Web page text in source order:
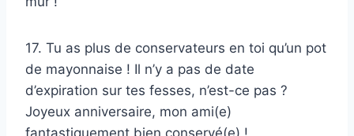
17. Tu as plus de conservateurs en toi qu’un pot
de mayonnaise ! Il n’y a pas de date
d’expiration sur tes fesses, n’est-ce pas ?
Joyeux anniversaire, mon ami(e)
fantastiquement bien conservé(e) !